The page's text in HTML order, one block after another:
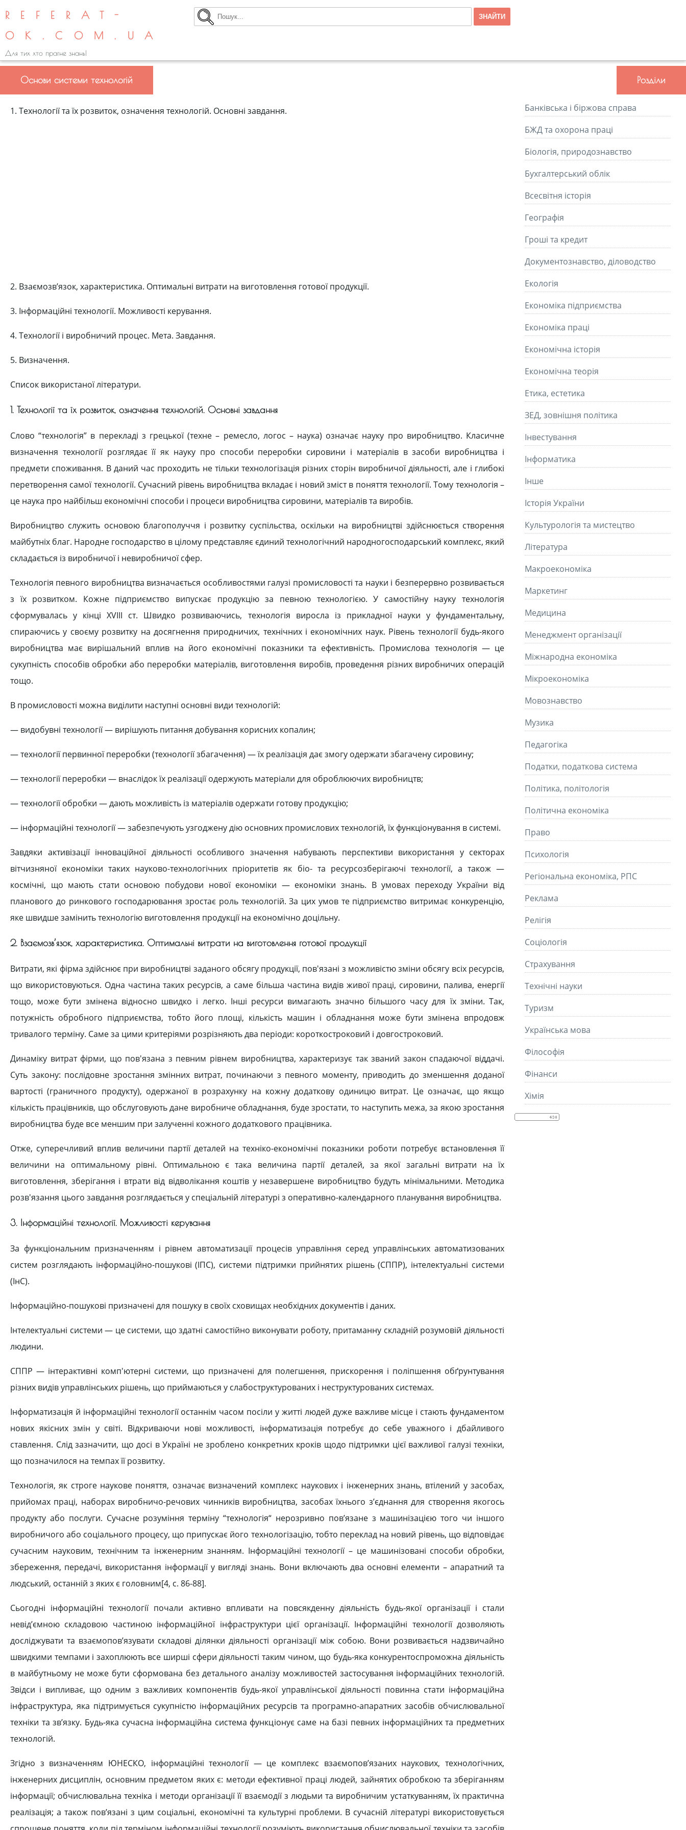
REFERAT-
OK.COM.UA
Для тих хто прагне знань!
Основи системи технологій
1. Технології та їх розвиток, означення технологій. Основні завдання.
2. Взаємозв’язок, характеристика. Оптимальні витрати на виготовлення готової продукції.
3. Інформаційні технології. Можливості керування.
4. Технології і виробничий процес. Мета. Завдання.
5. Визначення.
Список використаної літератури.
1. Технології та їх розвиток, означення технологій. Основні завдання
Слово “технологія” в перекладі з грецької (техне – ремесло, логос – наука) означає науку про виробництво. Класичне
визначення технології розглядає її як науку про способи переробки сировини і матеріалів в засоби виробництва і
предмети споживання. В даний час проходить не тільки технологізація різних сторін виробничої діяльності, але і глибокі
перетворення самої технології. Сучасний рівень виробництва вкладає і новий зміст в поняття технології. Тому технологія –
це наука про найбільш економічні способи і процеси виробництва сировини, матеріалів та виробів.
Виробництво служить основою благополуччя і розвитку суспільства, оскільки на виробництві здійснюється створення
майбутніх благ. Народне господарство в цілому представляє єдиний технологічний народногосподарський комплекс, який
складається із виробничої і невиробничої сфер.
Технологія певного виробництва визначається особливостями галузі промисловості та науки і безперервно розвивається
з їх розвитком. Кожне підприємство випускає продукцію за певною технологією. У самостійну науку технологія
сформувалась у кінці XVIII ст. Швидко розвиваючись, технологія виросла із прикладної науки у фундаментальну,
спираючись у своєму розвитку на досягнення природничих, технічних і економічних наук. Рівень технології будь-якого
виробництва має вирішальний вплив на його економічні показники та ефективність. Промислова технологія — це
сукупність способів обробки або переробки матеріалів, виготовлення виробів, проведення різних виробничих операцій
тощо.
В промисловості можна виділити наступні основні види технологій:
— видобувні технології — вирішують питання добування корисних копалин;
— технології первинної переробки (технології збагачення) — їх реалізація дає змогу одержати збагачену сировину;
— технології переробки — внаслідок їх реалізації одержують матеріали для оброблюючих виробництв;
— технології обробки — дають можливість із матеріалів одержати готову продукцію;
— інформаційні технології — забезпечують узгоджену дію основних промислових технологій, їх функціонування в системі.
Завдяки активізації інноваційної діяльності особливого значення набувають перспективи використання у секторах
вітчизняної економіки таких науково-технологічних пріоритетів як біо- та ресурсозберігаючі технології, а також —
космічні, що мають стати основою побудови нової економіки — економіки знань. В умовах переходу України від
планового до ринкового господарювання зростає роль технологій. За цих умов те підприємство витримає конкуренцію,
яке швидше замінить технологію виготовлення продукції на економічно доцільну.
2. Взаємозв’язок, характеристика. Оптимальні витрати на виготовлення готової продукції
Витрати, які фірма здійснює при виробництві заданого обсягу продукції, пов'язані з можливістю зміни обсягу всіх ресурсів,
що використовуються. Одна частина таких ресурсів, а саме більша частина видів живої праці, сировини, палива, енергії
тощо, може бути змінена відносно швидко і легко. Інші ресурси вимагають значно більшого часу для їх зміни. Так,
потужність обробного підприємства, тобто його площі, кількість машин і обладнання може бути змінена впродовж
тривалого терміну. Саме за цими критеріями розрізняють два періоди: короткостроковий і довгостроковий.
Динаміку витрат фірми, що пов'язана з певним рівнем виробництва, характеризує так званий закон спадаючої віддачі.
Суть закону: послідовне зростання змінних витрат, починаючи з певного моменту, приводить до зменшення доданої
вартості (граничного продукту), одержаної в розрахунку на кожну додаткову одиницю витрат. Це означає, що якщо
кількість працівників, що обслуговують дане виробниче обладнання, буде зростати, то наступить межа, за якою зростання
виробництва буде все меншим при залученні кожного додаткового працівника.
Отже, суперечливий вплив величини партії деталей на техніко-економічні показники роботи потребує встановлення її
величини на оптимальному рівні. Оптимальною є така величина партії деталей, за якої загальні витрати на їх
виготовлення, зберігання і втрати від відволікання коштів у незавершене виробництво будуть мінімальними. Методика
розв'язання цього завдання розглядається у спеціальній літературі з оперативно-календарного планування виробництва.
3. Інформаційні технології. Можливості керування
За функціональним призначенням і рівнем автоматизації процесів управління серед управлінських автоматизованих
систем розглядають інформаційно-пошукові (ІПС), системи підтримки прийнятих рішень (СППР), інтелектуальні системи
(ІнС).
Інформаційно-пошукові призначені для пошуку в своїх сховищах необхідних документів і даних.
Інтелектуальні системи — це системи, що здатні самостійно виконувати роботу, притаманну складній розумовій діяльності
людини.
СППР — інтерактивні комп'ютерні системи, що призначені для полегшення, прискорення і поліпшення обґрунтування
різних видів управлінських рішень, що приймаються у слабоструктурованих і неструктурованих системах.
Інформатизація й інформаційні технології останнім часом посіли у житті людей дуже важливе місце і стають фундаментом
нових якісних змін у світі. Відкриваючи нові можливості, інформатизація потребує до себе уважного і дбайливого
ставлення. Слід зазначити, що досі в Україні не зроблено конкретних кроків щодо підтримки цієї важливої галузі техніки,
що позначилося на темпах її розвитку.
Технологія, як строге наукове поняття, означає визначений комплекс наукових і інженерних знань, втілений у засобах,
прийомах праці, наборах виробничо-речових чинників виробництва, засобах їхнього з’єднання для створення якогось
продукту або послуги. Сучасне розуміння терміну “технологія“ нерозривно пов’язане з машинізацією того чи іншого
виробничого або соціального процесу, що припускає його технологізацію, тобто переклад на новий рівень, що відповідає
сучасним науковим, технічним та інженерним знанням. Інформаційні технології – це машинізовані способи обробки,
збереження, передачі, використання інформації у вигляді знань. Вони включають два основні елементи – апаратний та
людський, останній з яких є головним[4, c. 86-88].
Сьогодні інформаційні технології почали активно впливати на повсякденну діяльність будь-якої організації і стали
невід’ємною складовою частиною інформаційної інфраструктури цієї організації. Інформаційні технології дозволяють
досліджувати та взаємопов’язувати складові ділянки діяльності організації між собою. Вони розвивається надзвичайно
швидкими темпами і захоплюють все ширші сфери діяльності таким чином, що будь-яка конкурентоспроможна діяльність
в майбутньому не може бути сформована без детального аналізу можливостей застосування інформаційних технологій.
Звідси і випливає, що одним з важливих компонентів будь-якої управлінської діяльності повинна стати інформаційна
інфраструктура, яка підтримується сукупністю інформаційних ресурсів та програмно-апаратних засобів обчислювальної
техніки та зв’язку. Будь-яка сучасна інформаційна система функціонує саме на базі певних інформаційних та предметних
технологій.
Згідно з визначенням ЮНЕСКО, інформаційні технології — це комплекс взаємопов’язаних наукових, технологічних,
інженерних дисциплін, основним предметом яких є: методи ефективної праці людей, зайнятих обробкою та зберіганням
інформації; обчислювальна техніка і методи організації її взаємодії з людьми та виробничим устаткуванням, їх практична
реалізація; а також пов’язані з цим соціальні, економічні та культурні проблеми. В сучасній літературі використовується
Розділи
Банківська і біржова справа
БЖД та охорона праці
Біологія, природознавство
Бухгалтерський облік
Всесвітня історія
Географія
Гроші та кредит
Документознавство, діловодство
Екологія
Економіка підприємства
Економіка праці
Економічна історія
Економічна теорія
Етика, естетика
ЗЕД, зовнішня політика
Інвестування
Інформатика
Інше
Історія України
Культурологія та мистецтво
Літературa
Макроекономіка
Маркетинг
Медицина
Менеджмент організації
Міжнародна економіка
Мікроекономіка
Мовознавство
Музика
Педагогіка
Податки, податкова система
Політика, політологія
Політична економіка
Право
Психологія
Регіональна економіка, РПС
Реклама
Релігія
Соціологія
Страхування
Технічні науки
Туризм
Українська мова
Філософія
Фінанси
Хімія